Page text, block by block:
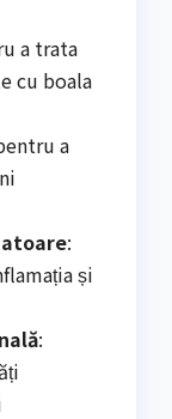
a trata
cu boala
a
:
și
: